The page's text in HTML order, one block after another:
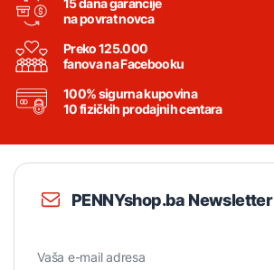
na povrat novca
Preko 125.000
fanova na Facebooku
100% sigurna kupovina
10 fizičkih prodajnih centara
PENNYshop.ba Newsletter